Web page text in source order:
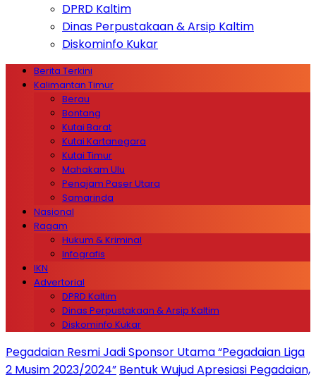
DPRD Kaltim
Dinas Perpustakaan & Arsip Kaltim
Diskominfo Kukar
Berita Terkini
Kalimantan Timur
Berau
Bontang
Kutai Barat
Kutai Kartanegara
Kutai Timur
Mahakam Ulu
Penajam Paser Utara
Samarinda
Nasional
Ragam
Hukum & Kriminal
Infografis
IKN
Advertorial
DPRD Kaltim
Dinas Perpustakaan & Arsip Kaltim
Diskominfo Kukar
Pegadaian Resmi Jadi Sponsor Utama “Pegadaian Liga
2 Musim 2023/2024” Bentuk Wujud Apresiasi Pegadaian,